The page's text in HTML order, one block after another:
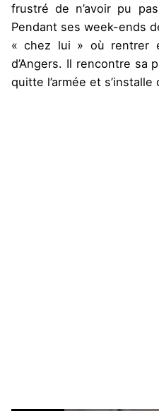
frustré de n’avoir pu
Pendant ses week-ends
« chez lui » où rentrer
d’Angers. Il rencontre sa
quitte l’armée et s’installe